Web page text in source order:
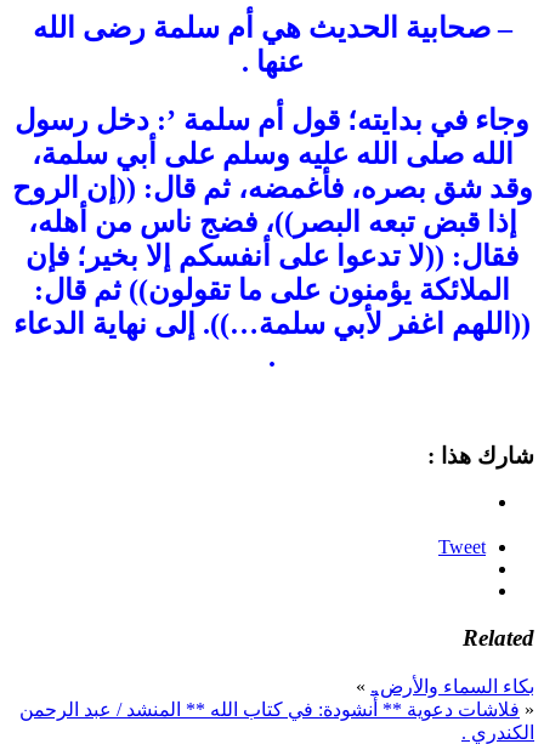
– صحابية الحديث هي أم سلمة رضى الله
عنها .
وجاء في بدايته؛ قول أم سلمة ’: دخل رسول
الله صلى الله عليه وسلم على أبي سلمة،
وقد شق بصره، فأغمضه، ثم قال: ((إن الروح
إذا قبض تبعه البصر))، فضج ناس من أهله،
فقال: ((لا تدعوا على أنفسكم إلا بخير؛ فإن
الملائكة يؤمنون على ما تقولون)) ثم قال:
((اللهم اغفر لأبي سلمة…)). إلى نهاية الدعاء
.
شارك هذا :
Tweet
Related
بكاء السماء والأرض . »
« فلاشات دعوية ** أُنشودة: في كتاب الله ** المنشد / عبد الرحمن
الكندري .